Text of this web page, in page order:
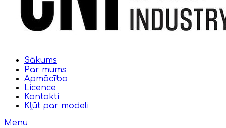
Sākums
Par mums
Apmācība
Licence
Kontakti
Kļūt par modeli
Menu